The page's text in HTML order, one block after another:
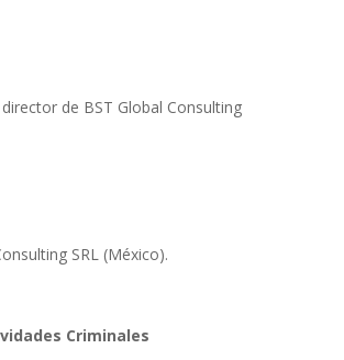
de BST Global Consulting
SRL (México).
Criminales